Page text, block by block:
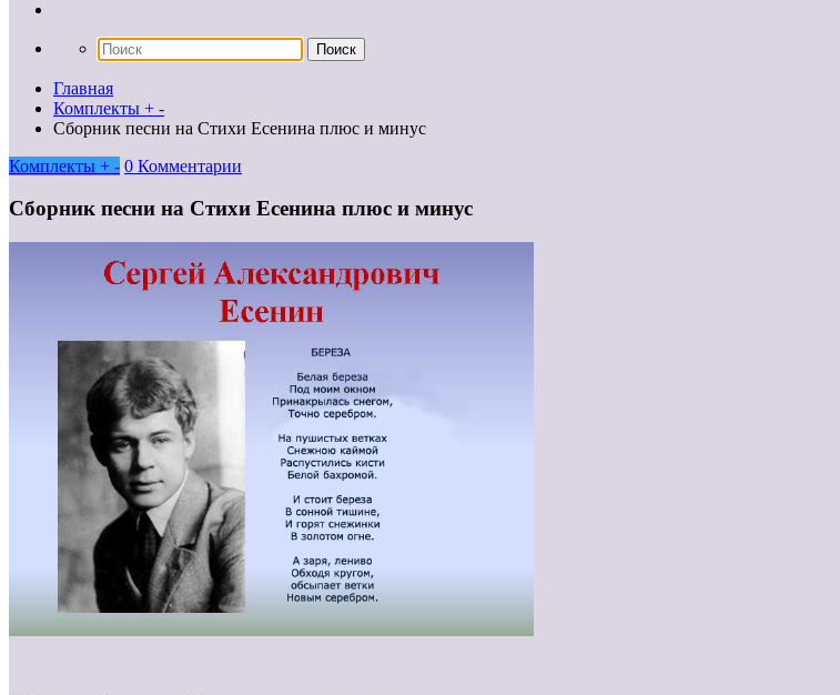
Главная
Комплекты + -
Сборник песни на Стихи Есенина плюс и минус
Комплекты + - 0 Комментарии
Сборник песни на Стихи Есенина плюс и минус